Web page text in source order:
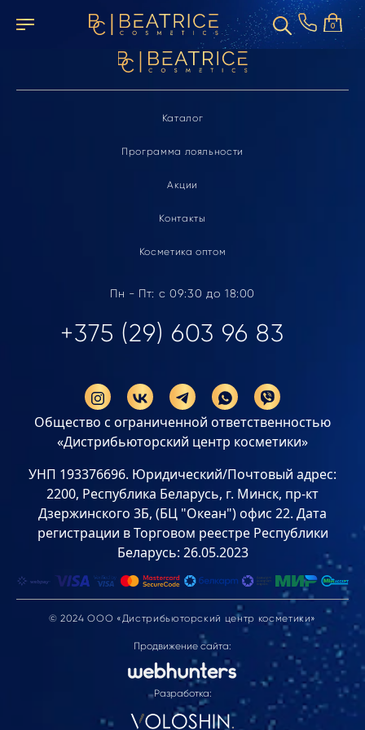
0
Элемент не найден
Каталог
Программа лояльности
Акции
Контакты
Косметика оптом
Пн - Пт: с 09:30 до 18:00
+375 (29) 603 96 83
Общество с ограниченной ответственностью
«Дистрибьюторский центр косметики»
УНП 193376696. Юридический/Почтовый адрес:
2200, Республика Беларусь, г. Минск, пр-кт
Дзержинского 3Б, (БЦ "Океан") офис 22. Дата
регистрации в Торговом реестре Республики
Беларусь: 26.05.2023
© 2024 ООО «Дистрибьюторский центр косметики»
Продвижение сайта:
Разработка: